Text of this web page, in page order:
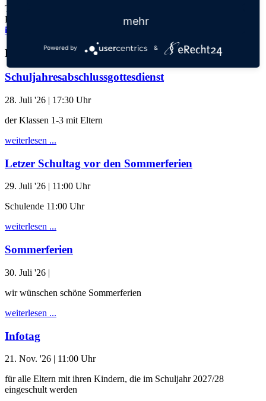
Tel.: 06221 73922-0
Fax: 06221 73922-11
info@thadden-grundschule.de
Kalender
Schuljahresabschlussgottesdienst
28. Juli '26 | 17:30 Uhr
der Klassen 1-3 mit Eltern
weiterlesen ...
Letzer Schultag vor den Sommerferien
29. Juli '26 | 11:00 Uhr
Schulende 11:00 Uhr
weiterlesen ...
Sommerferien
30. Juli '26 |
wir wünschen schöne Sommerferien
weiterlesen ...
Infotag
21. Nov. '26 | 11:00 Uhr
für alle Eltern mit ihren Kindern, die im Schuljahr 2027/28
eingeschult werden
mehr
Powered by &